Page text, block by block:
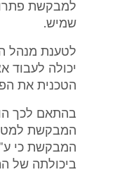
למבקשת
שמיש.
לטענת מנהל
יכולה
הטכנית את
בהתאם לכך
המבקשת
המבקשת כי
ביכולתה של